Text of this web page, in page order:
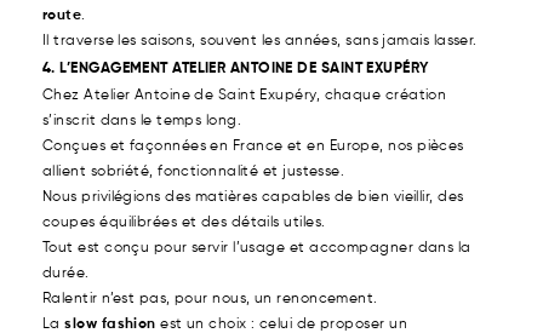
route.
Il traverse les saisons, souvent les années, sans jamais lasser.
4. L’ENGAGEMENT ATELIER ANTOINE DE SAINT EXUPÉRY
Chez Atelier Antoine de Saint Exupéry, chaque création
s’inscrit dans le temps long.
Conçues et façonnées en France et en Europe, nos pièces
allient sobriété, fonctionnalité et justesse.
Nous privilégions des matières capables de bien vieillir, des
coupes équilibrées et des détails utiles.
Tout est conçu pour servir l’usage et accompagner dans la
durée.
Ralentir n’est pas, pour nous, un renoncement.
Laslow fashion est un choix : celui de proposer un